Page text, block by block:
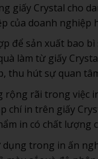
giấy Crystal cho
của doanh nghiệp
để sản xuất bao bì
làm từ giấy
thu hút sự quan
rộng rãi trong việc
chí in trên giấy
in có chất lượng
dụng trong in ấn